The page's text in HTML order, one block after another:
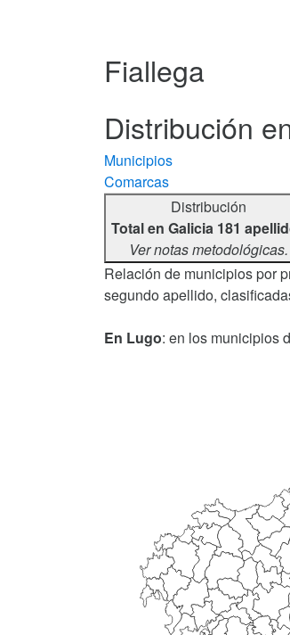
Fiallega
Distribución
Municipios
Comarcas
Distribución
Total en Galicia 181
Ver notas metodológicas.
Relación de municipios por
segundo apellido,
En Lugo: en los municipios